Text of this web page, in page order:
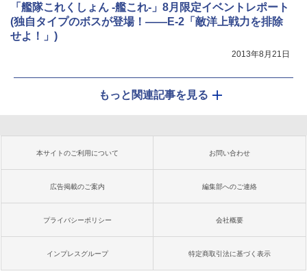
「艦隊これくしょん -艦これ-」8月限定イベントレポート
(独自タイプのボスが登場！――E-2「敵洋上戦力を排除
せよ！」)
2013年8月21日
もっと関連記事を見る
本サイトのご利用について お問い合わせ
広告掲載のご案内 編集部へのご連絡
プライバシーポリシー 会社概要
インプレスグループ 特定商取引法に基づく表示